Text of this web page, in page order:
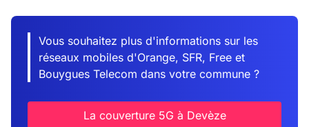
Vous souhaitez plus d'informations sur les
réseaux mobiles d'Orange, SFR, Free et
Bouygues Telecom dans votre commune ?
La couverture 5G à Devèze